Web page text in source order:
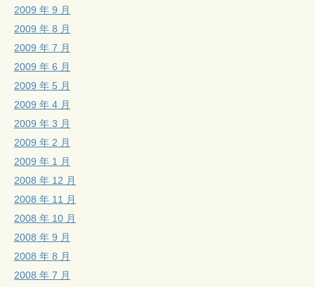
2009 年 9 月
2009 年 8 月
2009 年 7 月
2009 年 6 月
2009 年 5 月
2009 年 4 月
2009 年 3 月
2009 年 2 月
2009 年 1 月
2008 年 12 月
2008 年 11 月
2008 年 10 月
2008 年 9 月
2008 年 8 月
2008 年 7 月